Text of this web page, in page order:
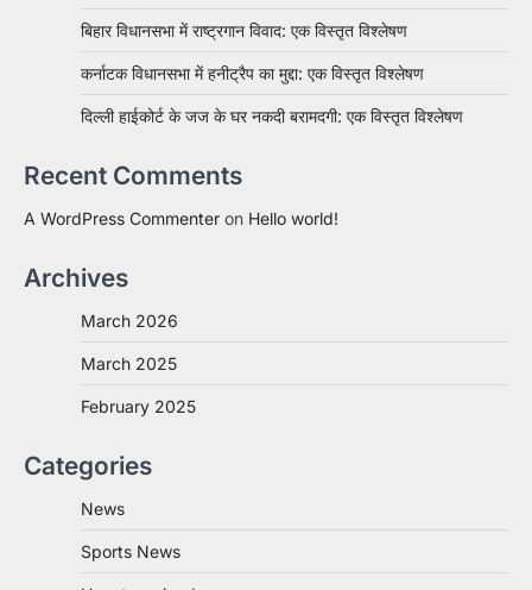
बिहार विधानसभा में राष्ट्रगान विवाद: एक विस्तृत विश्लेषण
कर्नाटक विधानसभा में हनीट्रैप का मुद्दा: एक विस्तृत विश्लेषण
दिल्ली हाईकोर्ट के जज के घर नकदी बरामदगी: एक विस्तृत विश्लेषण
Recent Comments
A WordPress Commenter on Hello world!
Archives
March 2026
March 2025
February 2025
Categories
News
Sports News